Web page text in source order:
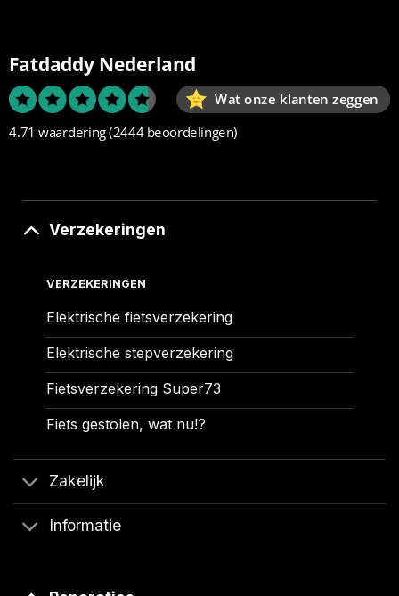
Fatdaddy Nederland
Wat onze klanten zeggen
4.71 waardering(2444 beoordelingen)
Verzekeringen
VERZEKERINGEN
Elektrische fietsverzekering
Elektrische stepverzekering
Fietsverzekering Super73
Fiets gestolen, wat nu!?
Zakelijk
Informatie